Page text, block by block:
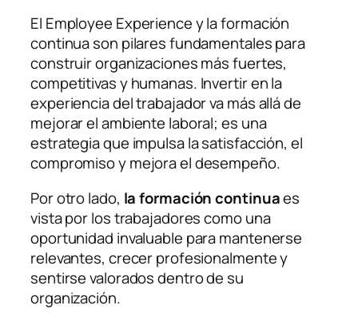
El Employee Experience y la formación
continua son pilares fundamentales para
construir organizaciones más fuertes,
competitivas y humanas. Invertir en la
experiencia del trabajador va más allá de
mejorar el ambiente laboral; es una
estrategia que impulsa la satisfacción, el
compromiso y mejora el desempeño.
Por otro lado, la formación continuaes
vista por los trabajadores como una
oportunidad invaluable para mantenerse
relevantes, crecer profesionalmente y
sentirse valorados dentro de su
organización.